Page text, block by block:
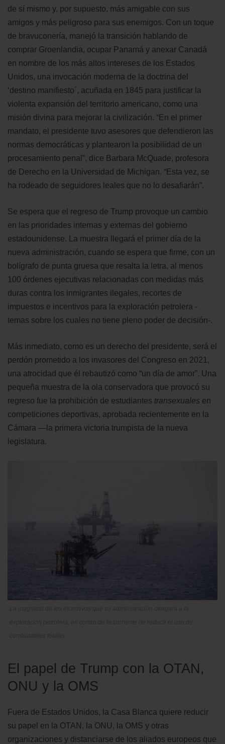
de sí mismo y, por supuesto, más amigable con sus
amigos y más peligroso para sus enemigos. Con un toque
de bravuconería, manejó la transición hablando de
comprar Groenlandia, ocupar Panamá y anexar Canadá
en nombre de los más altos intereses de los Estados
Unidos, una invocación moderna de la doctrina del
‘destino manifiesto´, acuñada en 1845 para justificar la
violenta expansión del territorio americano, como una
misión divina para mejorar la civilización. “En el primer
mandato, el presidente tuvo asesores que defendieron las
normas democráticas y plantearon la posibilidad de un
procesamiento penal”, dice Barbara McQuade, profesora
de Derecho en la Universidad de Michigan. “Esta vez, se
ha rodeado de seguidores leales que no lo desafiarán”.
Se espera que el regreso de Trump provoque un cambio
en las prioridades internas y externas del gobierno
estadounidense. La muestra llegará el primer día de la
nueva administración, cuando se espera que firme, con un
bolígrafo de punta gruesa que resalta la letra, al menos
100 órdenes ejecutivas relacionadas con medidas más
duras contra los inmigrantes ilegales, recortes de
impuestos e incentivos para la exploración petrolera -
temas sobre los cuales no tiene pleno poder de decisión-.
Más inmediato, como es un derecho del presidente, será el
perdón prometido a los invasores del Congreso en 2021,
una atrocidad que él rebautizó como “un día de amor”. Una
pequeña muestra de la ola conservadora que provocó su
regreso fue la prohibición de estudiantes transexuales en
competiciones deportivas, aprobada recientemente en la
Cámara —la primera victoria trumpista de la nueva
legislatura.
El papel de Trump con la OTAN,
ONU y la OMS
Fuera de Estados Unidos, la Casa Blanca quiere reducir
su papel en la OTAN, la ONU, la OMS y otras
organizaciones y distanciarse de los aliados europeos que